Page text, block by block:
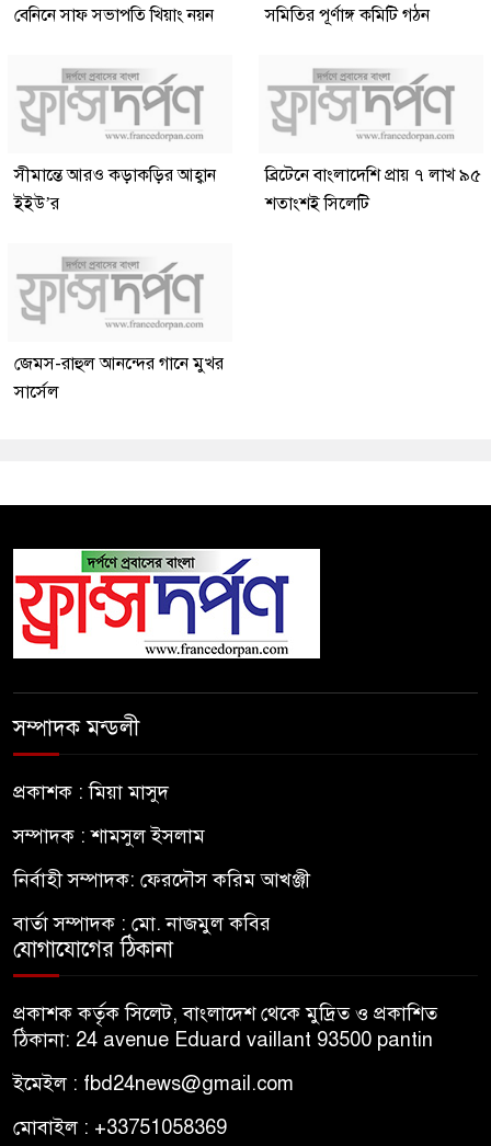
বেনিনে সাফ সভাপতি খিয়াং নয়ন
সমিতির পূর্ণাঙ্গ কমিটি গঠন
সীমান্তে আরও কড়াকড়ির আহ্বান
ইইউ’র
ব্রিটেনে বাংলাদেশি প্রায় ৭ লাখ ৯৫
শতাংশই সিলেটি
জেমস-রাহুল আনন্দের গানে মুখর
সার্সেল
সম্পাদক মন্ডলী
প্রকাশক : মিয়া মাসুদ
সম্পাদক : শামসুল ইসলাম
নির্বাহী সম্পাদক: ফেরদৌস করিম আখঞ্জী
বার্তা সম্পাদক : মো. নাজমুল কবির
যোগাযোগের ঠিকানা
প্রকাশক কর্তৃক সিলেট, বাংলাদেশ থেকে মুদ্রিত ও প্রকাশিত
ঠিকানা: 24 avenue Eduard vaillant 93500 pantin
ইমেইল : fbd24news@gmail.com
মোবাইল : +33751058369